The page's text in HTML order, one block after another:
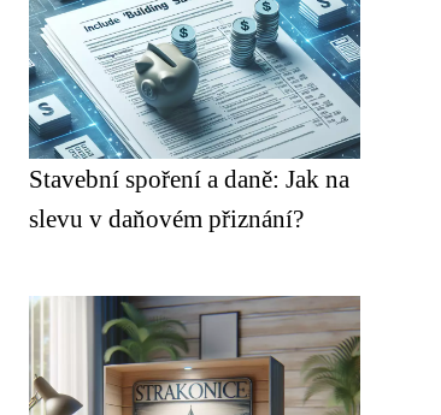
Stavební spoření a daně: Jak na
slevu v daňovém přiznání?